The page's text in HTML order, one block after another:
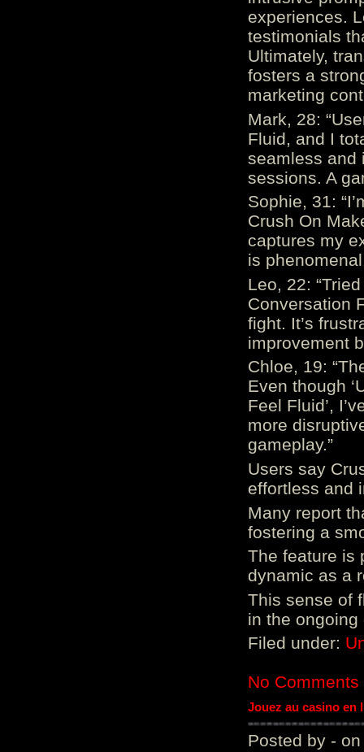
experiences.
testimonials
Ultimately,
fosters a
marketing
Mark, 28:
Fluid, and I
seamless and
sessions. A
Sophie, 31:
Crush On
captures my
is
Leo, 22:
Conversation
fight. It’s
improvement
Chloe, 19:
Even though
Feel Fluid’,
more
gameplay.”
Users say
effortless and
Many report
fostering a
The feature is
dynamic as a
This sense of
in the ongoing
Filed under:
No Comments
Jouez au casino en
Posted by - on